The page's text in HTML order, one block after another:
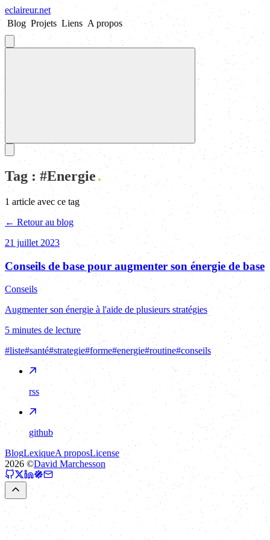
eclaireur.net
Blog Projets Liens A propos
Tag : #Energie
1 article avec ce tag
← Retour au blog
21 juillet 2023
Conseils de base pour augmenter son énergie de base
Conseils
Augmenter son énergie à l'aide de plusieurs stratégies
5 minutes de lecture
#liste#santé#strategie#forme#energie#routine#conseils
rss
github
BlogLexiqueA proposLicense
2026 ©David Marchesson